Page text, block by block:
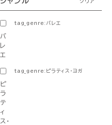
tag_genre:バレエ
バ
レ
エ
tag_genre:ピラティス・ヨガ
ピ
ラ
テ
ィ
ス・